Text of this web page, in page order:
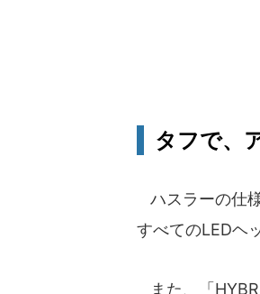
タフで、
ハスラーの仕
すべてのLEDヘ
また、「